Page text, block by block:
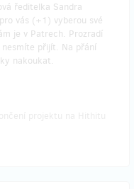
ředitelka Sandra
vás (+1) vyberou své
je v Patrech. Prozradí
přijít. Na přání
nakoukat.